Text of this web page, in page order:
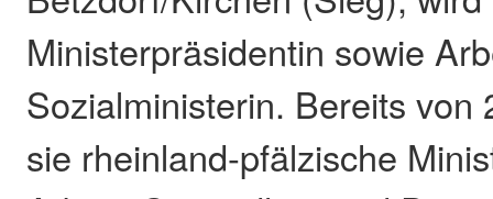
Ministerpräsidentin sowie
Sozialministerin. Bereits von
sie rheinland-pfälzische